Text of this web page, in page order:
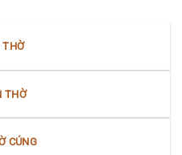
THỜ
THỜ
CÚNG